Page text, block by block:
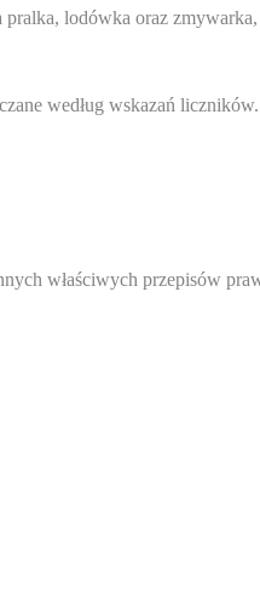
lodówka oraz zmywarka,
według wskazań liczników.
właściwych przepisów